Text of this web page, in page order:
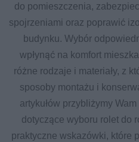
do pomieszczenia,
spojrzeniami oraz poprawić
budynku. Wybór
wpłynąć na komfort
różne rodzaje i materiały, z
sposoby montażu i
artykułów przybliżymy
dotyczące wyboru rolet do
praktyczne wskazówki, które